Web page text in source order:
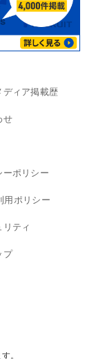
ィア掲載歴
せ
ーポリシー
用ポリシー
ティ
プ
。